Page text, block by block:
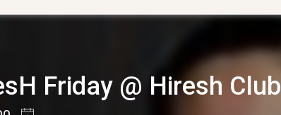
Friday @ Hiresh Club